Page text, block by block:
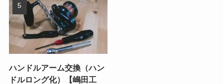
ハンドルアーム交換（ハン
ドルロング化）【嶋田工